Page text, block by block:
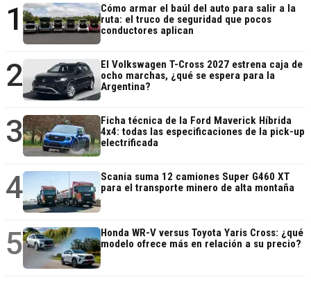
1
Cómo armar el baúl del auto para salir a la
ruta: el truco de seguridad que pocos
conductores aplican
2
El Volkswagen T-Cross 2027 estrena caja de
ocho marchas, ¿qué se espera para la
Argentina?
3
Ficha técnica de la Ford Maverick Híbrida
4x4: todas las especificaciones de la pick-up
electrificada
4
Scania suma 12 camiones Super G460 XT
para el transporte minero de alta montaña
5
Honda WR-V versus Toyota Yaris Cross: ¿qué
modelo ofrece más en relación a su precio?